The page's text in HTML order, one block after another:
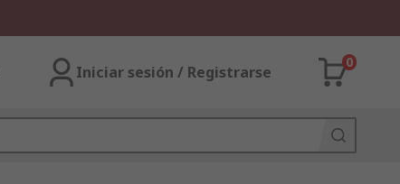
Iniciar sesión / Registrarse
0